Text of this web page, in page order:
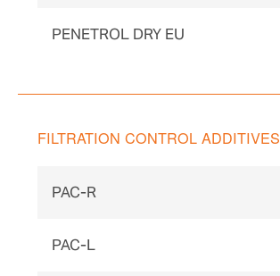
PENETROL DRY EU
FILTRATION CONTROL ADDITIVES
PAC-R
PAC-L